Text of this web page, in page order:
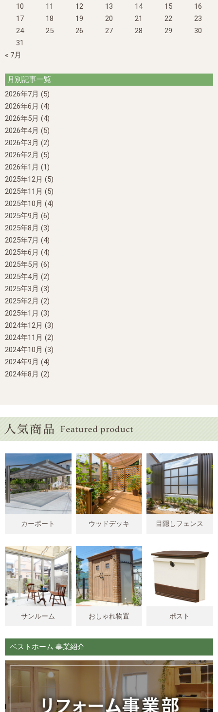
10 11 12 13 14 15
16
17
18 19 20 21 22
23
24
25 26 27 28 29
30
31
« 7月
月別記事一覧
2026年7月 (5)
2026年6月 (4)
2026年5月 (4)
2026年4月 (5)
2026年3月 (2)
2026年2月 (5)
2026年1月 (1)
2025年12月 (5)
2025年11月 (5)
2025年10月 (4)
2025年9月 (6)
2025年8月 (3)
2025年7月 (4)
2025年6月 (4)
2025年5月 (6)
2025年4月 (2)
2025年3月 (3)
2025年2月 (2)
2025年1月 (3)
2024年12月 (3)
2024年11月 (2)
2024年10月 (3)
2024年9月 (4)
2024年8月 (2)
カーポート ウッドデッキ 目隠しフェンス
サンルーム おしゃれ物置 ポスト
ベストホーム 事業紹介